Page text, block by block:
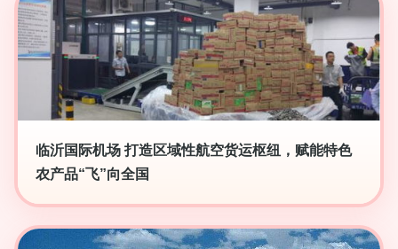
临沂国际机场 打造区域性航空货运枢纽，赋能特色
农产品“飞”向全国